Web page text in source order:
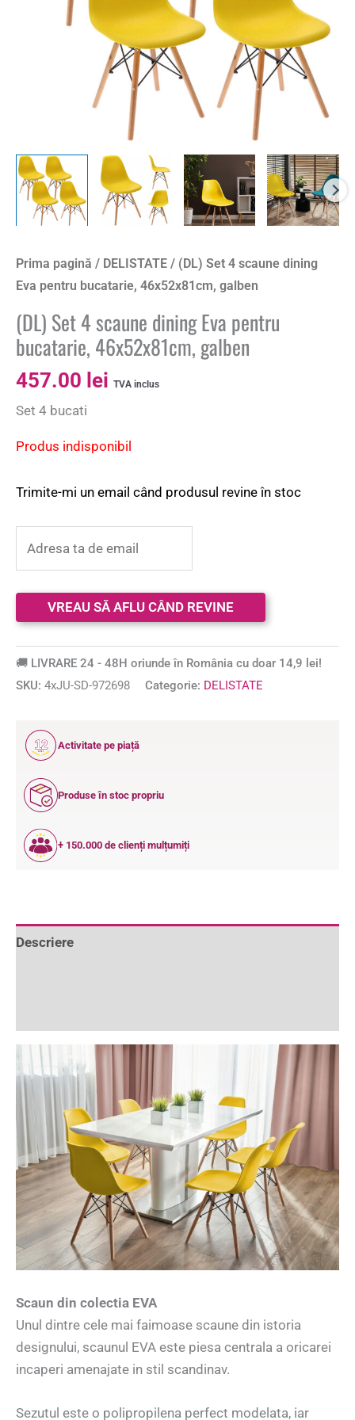
Prima pagină / DELISTATE / (DL) Set 4 scaune dining
Eva pentru bucatarie, 46x52x81cm, galben
(DL) Set 4 scaune dining Eva pentru
bucatarie, 46x52x81cm, galben
457.00 lei TVA inclus
Set 4 bucati
Produs indisponibil
Trimite-mi un email când produsul revine în stoc
🚚 LIVRARE 24 - 48H oriunde în România cu doar 14,9 lei!
SKU: 4xJU-SD-972698 Categorie: DELISTATE
12
ANI
Activitate pe piață
Produse în stoc propriu
+ 150.000 de clienți mulțumiți
Descriere
Scaun din colectia EVA
Unul dintre cele mai faimoase scaune din istoria
designului, scaunul EVA este piesa centrala a oricarei
incaperi amenajate in stil scandinav.
Sezutul este o polipropilena perfect modelata, iar